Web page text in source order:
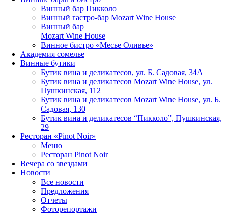
Винный бар Пикколо
Винный гастро-бар Mozart Wine House
Винный бар
Mozart Wine House
Винное бистро «Месье Оливье»
Академия сомелье
Винные бутики
Бутик вина и деликатесов, ул. Б. Садовая, 34А
Бутик вина и деликатесов Mozart Wine House, ул.
Пушкинская, 112
Бутик вина и деликатесов Mozart Wine House, ул. Б.
Садовая, 130
Бутик вина и деликатесов “Пикколо”, Пушкинская,
29
Ресторан «Pinot Noir»
Меню
Ресторан Pinot Noir
Вечера со звездами
Новости
Все новости
Предложения
Отчеты
Фоторепортажи